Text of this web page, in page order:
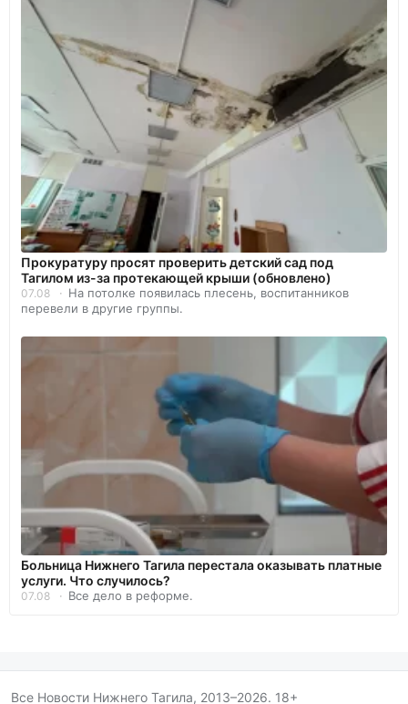
Прокуратуру просят проверить детский сад под
Тагилом из-за протекающей крыши (обновлено)
07.08
На потолке появилась плесень, воспитанников
перевели в другие группы.
Больница Нижнего Тагила перестала оказывать платные
услуги. Что случилось?
07.08 Все дело в реформе.
Все Новости Нижнего Тагила, 2013–2026. 18+